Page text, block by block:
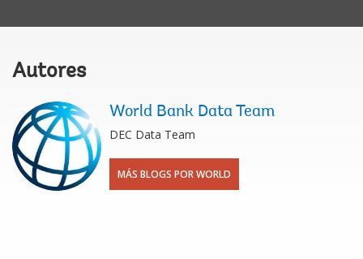
Autores
World Bank Data Team
DEC Data Team
MÁS BLOGS POR WORLD